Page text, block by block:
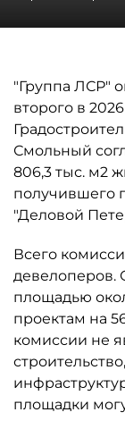
"Группа ЛСР"
второго в
Смольный
806,3 тыс. м2
получившего
"Деловой
Всего
девелоперов.
площадью
проектам на
комиссии не
площадки